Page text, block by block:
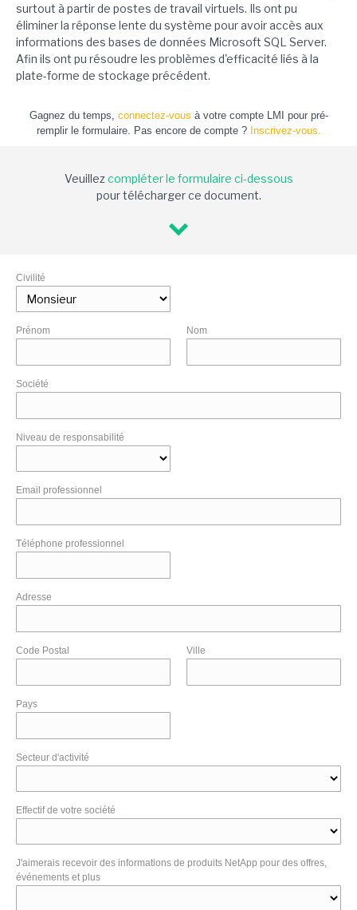
surtout à partir de postes de travail virtuels. Ils ont pu
éliminer la réponse lente du système pour avoir accès aux
informations des bases de données Microsoft SQL Server.
Afin ils ont pu résoudre les problèmes d'efficacité liés à la
plate-forme de stockage précédent.
Gagnez du temps, connectez-vous à votre compte LMI pour pré-
remplir le formulaire. Pas encore de compte ? Inscrivez-vous.
Veuillezcompléter le formulaire ci-dessous
pour télécharger ce document.
Civilité
Prénom Nom
Société
Niveau de responsabilité
Email professionnel
Téléphone professionnel
Adresse
Code Postal Ville
Pays
Secteur d'activité
Effectif de votre société
J'aimerais recevoir des informations de produits NetApp pour des offres,
événements et plus